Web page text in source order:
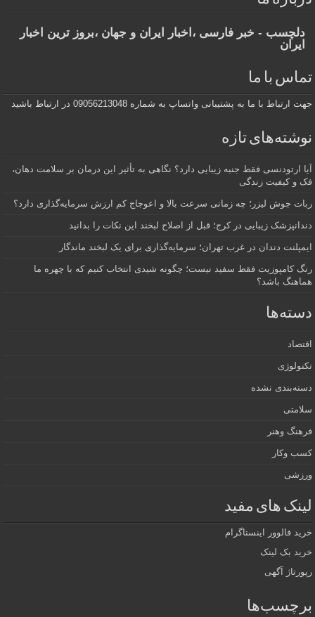
دلچسب - خبر فارسی ،اخبار ایران و جهان ،بروز ترین اخبار
ایران
تماس با ما
جهت ارتباط با ما به پشتیبانی واتساپ به شماره 09056213048 در ارتباط باشید
نوشته‌های تازه
آیا ارتودنسی فقط جنبه زیبایی دارد؟ نگاهی به تأثیر این درمان بر سلامت دهان،
فک و کیفیت زندگی
ربات جوش لیزر؛ چه زمانی سرعت بالا و اعوجاج کم ارزش سرمایه‌گذاری دارد؟
دندانپزشک زیبایی در کرج؛ قبل از اصلاح لبخند این نکات را بدانید
ایمپلنت دندان در غرب تهران؛ سرمایه‌گذاری برای یک لبخند ماندگار
رنگ کامپوزیت فقط سفید نیست؛ چگونه شیدی انتخاب کنیم که با چهره ما
هماهنگ باشد؟
دسته‌ها
اقتصاد
تکنولوژی
دسته‌بندی نشده
سلامتی
فرهنگ وهنر
کسب وکار
ورزشی
لینک های مفید
خرید فالوور اینستاگرام
خرید بک لینک
رپورتاژ آگهی
برچسب‌ها